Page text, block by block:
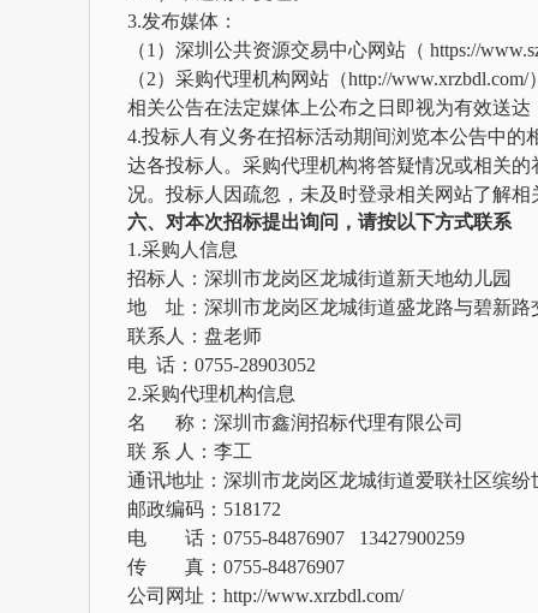
3.发布媒体：
（1） 深圳公共资源交易中心网站（ https://
（2）采购代理机构网站（http://www.xrzbdl.com/
相关公告在法定媒体上公布之日即视为有效送达
4.投标人有义务在招标活动期间浏览本公告中的
达各投标人。采购代理机构将答疑情况或相关
况。投标人因疏忽，未及时登录相关网站了解
六、对本次招标提出询问，请按以下方式联系
1.采购人信息
招标人： 深圳市龙岗区龙城街道新天地幼儿园
地 址：深圳市龙岗区龙城街道盛龙路与碧新路
联系人：盘老师
电 话： 0755-28903052
2.采购代理机构信息
名
称： 深圳市鑫润招标代理有限公司
联 系 人： 李工
通讯地址：深圳市龙岗区龙城街道爱联社区缤纷
邮政编码： 518172
电 话： 0755-84876907 13427900259
传 真： 0755-84876907
公司网址： http://www.xrzbdl.com/